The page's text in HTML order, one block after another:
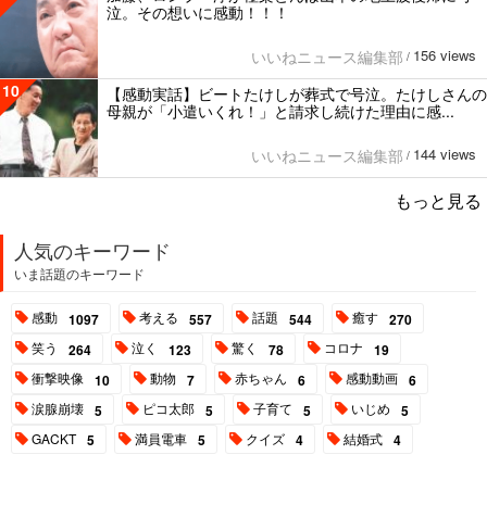
泣。その想いに感動！！！
いいねニュース編集部 / 156 views
10
【感動実話】ビートたけしが葬式で号泣。たけしさんの
母親が「小遣いくれ！」と請求し続けた理由に感...
いいねニュース編集部 / 144 views
もっと見る
人気のキーワード
いま話題のキーワード
感動 1097 考える 557 話題 544 癒す 270
笑う 264 泣く 123 驚く 78 コロナ 19
衝撃映像 10 動物 7 赤ちゃん 6 感動動画 6
涙腺崩壊 5 ピコ太郎 5 子育て 5 いじめ 5
GACKT 5 満員電車 5 クイズ 4 結婚式 4